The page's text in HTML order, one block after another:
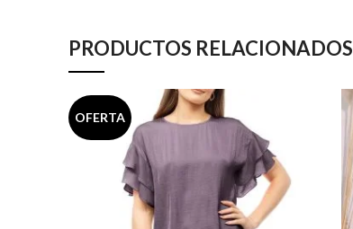
PRODUCTOS RELACIONADOS
OFERTA